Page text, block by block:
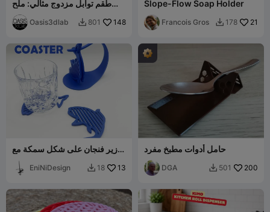
طقم توابل مزدوج مثالي: ملح
على شكل كلب وفلفل على
شكل قطةOasis3dlab  801 148
Slope-Flow Soap Holder
Francois Gros  178 21
زير فنجان على شكل سمكة مع
حامل
EniNiDesign  18 13
حامل أدوات مطبخ مفرد
DGA  501 200